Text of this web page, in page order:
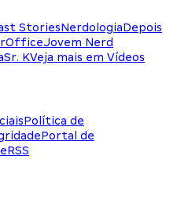
StoriesNerdologiaDepois
Jovem Nerd
Sr. KVeja mais em Vídeos
Política de
Portal de
RSS